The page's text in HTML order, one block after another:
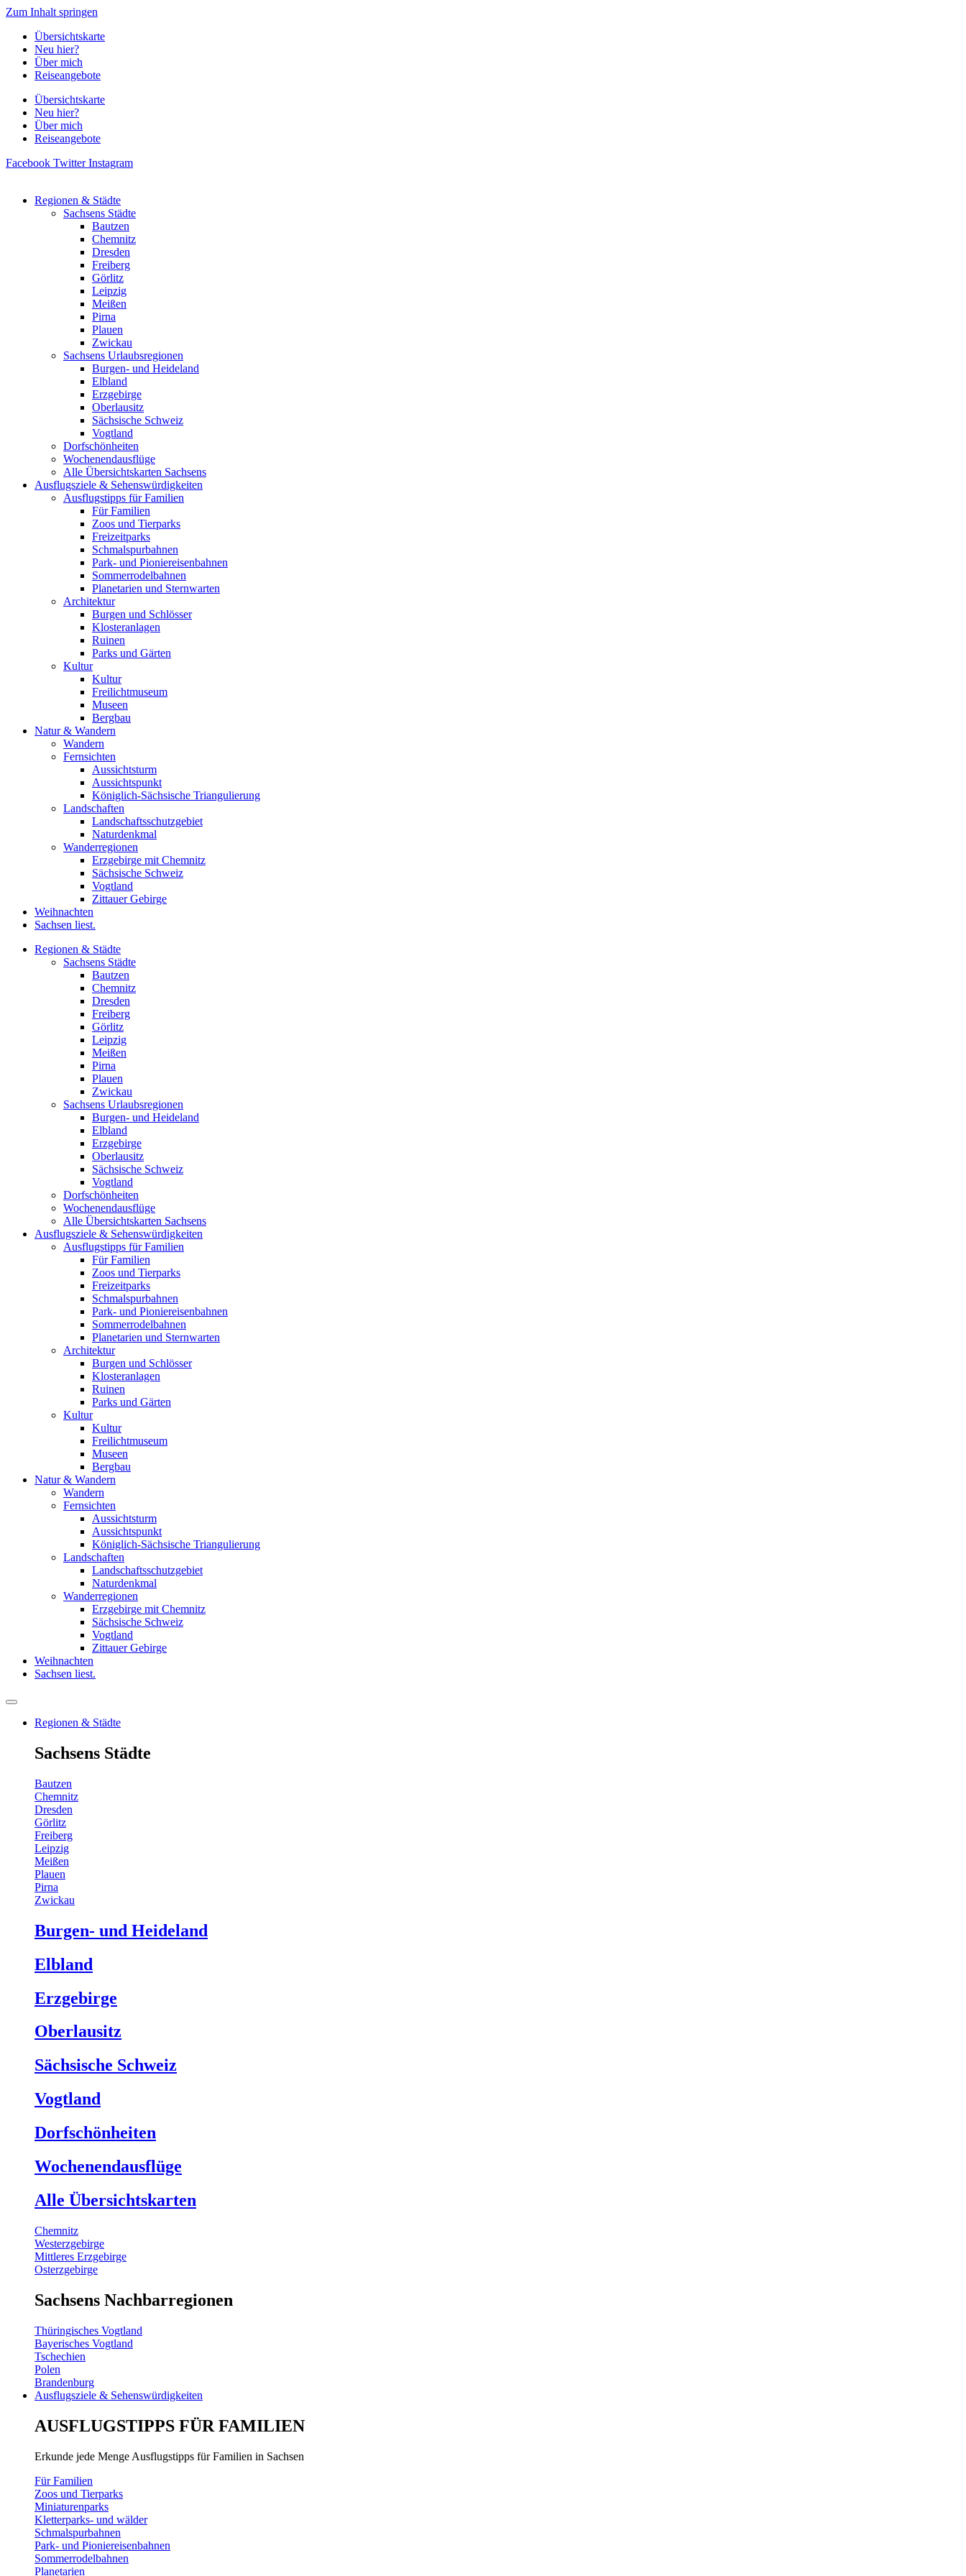
Zum Inhalt springen
Übersichtskarte
Neu hier?
Über mich
Reiseangebote
Übersichtskarte
Neu hier?
Über mich
Reiseangebote
Facebook Twitter Instagram
Regionen & Städte
Sachsens Städte
Bautzen
Chemnitz
Dresden
Freiberg
Görlitz
Leipzig
Meißen
Pirna
Plauen
Zwickau
Sachsens Urlaubsregionen
Burgen- und Heideland
Elbland
Erzgebirge
Oberlausitz
Sächsische Schweiz
Vogtland
Dorfschönheiten
Wochenendausflüge
Alle Übersichtskarten Sachsens
Ausflugsziele & Sehenswürdigkeiten
Ausflugstipps für Familien
Für Familien
Zoos und Tierparks
Freizeitparks
Schmalspurbahnen
Park- und Pioniereisenbahnen
Sommerrodelbahnen
Planetarien und Sternwarten
Architektur
Burgen und Schlösser
Klosteranlagen
Ruinen
Parks und Gärten
Kultur
Kultur
Freilichtmuseum
Museen
Bergbau
Natur & Wandern
Wandern
Fernsichten
Aussichtsturm
Aussichtspunkt
Königlich-Sächsische Triangulierung
Landschaften
Landschaftsschutzgebiet
Naturdenkmal
Wanderregionen
Erzgebirge mit Chemnitz
Sächsische Schweiz
Vogtland
Zittauer Gebirge
Weihnachten
Sachsen liest.
Regionen & Städte
Sachsens Städte
Bautzen
Chemnitz
Dresden
Freiberg
Görlitz
Leipzig
Meißen
Pirna
Plauen
Zwickau
Sachsens Urlaubsregionen
Burgen- und Heideland
Elbland
Erzgebirge
Oberlausitz
Sächsische Schweiz
Vogtland
Dorfschönheiten
Wochenendausflüge
Alle Übersichtskarten Sachsens
Ausflugsziele & Sehenswürdigkeiten
Ausflugstipps für Familien
Für Familien
Zoos und Tierparks
Freizeitparks
Schmalspurbahnen
Park- und Pioniereisenbahnen
Sommerrodelbahnen
Planetarien und Sternwarten
Architektur
Burgen und Schlösser
Klosteranlagen
Ruinen
Parks und Gärten
Kultur
Kultur
Freilichtmuseum
Museen
Bergbau
Natur & Wandern
Wandern
Fernsichten
Aussichtsturm
Aussichtspunkt
Königlich-Sächsische Triangulierung
Landschaften
Landschaftsschutzgebiet
Naturdenkmal
Wanderregionen
Erzgebirge mit Chemnitz
Sächsische Schweiz
Vogtland
Zittauer Gebirge
Weihnachten
Sachsen liest.
Regionen & Städte
Sachsens Städte
Bautzen
Chemnitz
Dresden
Görlitz
Freiberg
Leipzig
Meißen
Plauen
Pirna
Zwickau
Burgen- und Heideland
Elbland
Erzgebirge
Oberlausitz
Sächsische Schweiz
Vogtland
Dorfschönheiten
Wochenendausflüge
Alle Übersichtskarten
Chemnitz
Westerzgebirge
Mittleres Erzgebirge
Osterzgebirge
Sachsens Nachbarregionen
Thüringisches Vogtland
Bayerisches Vogtland
Tschechien
Polen
Brandenburg
Ausflugsziele & Sehenswürdigkeiten
AUSFLUGSTIPPS FÜR FAMILIEN
Erkunde jede Menge Ausflugstipps für Familien in Sachsen
Für Familien
Zoos und Tierparks
Miniaturenparks
Kletterparks- und wälder
Schmalspurbahnen
Park- und Pioniereisenbahnen
Sommerrodelbahnen
Planetarien